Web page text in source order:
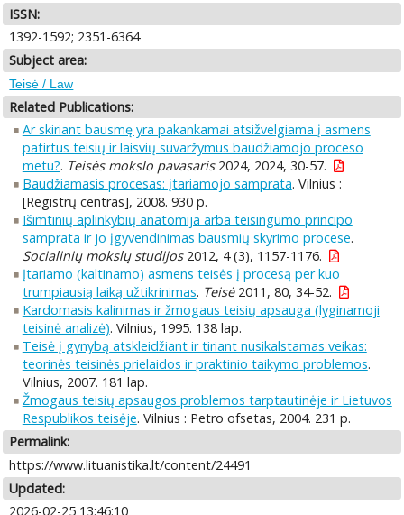
ISSN:
1392-1592; 2351-6364
Subject area:
Teisė / Law
Related Publications:
Ar skiriant bausmę yra pakankamai atsižvelgiama į asmens
patirtus teisių ir laisvių suvaržymus baudžiamojo proceso
metu?. Teisės mokslo pavasaris2024, 2024, 30-57.
Baudžiamasis procesas: įtariamojo samprata. Vilnius :
[Registrų centras], 2008. 930 p.
Išimtinių aplinkybių anatomija arba teisingumo principo
samprata ir jo įgyvendinimas bausmių skyrimo procese.
Socialinių mokslų studijos2012, 4 (3), 1157-1176.
Įtariamo (kaltinamo) asmens teisės į procesą per kuo
trumpiausią laiką užtikrinimas. Teisė2011, 80, 34-52.
Kardomasis kalinimas ir žmogaus teisių apsauga (lyginamoji
teisinė analizė). Vilnius, 1995. 138 lap.
Teisė į gynybą atskleidžiant ir tiriant nusikalstamas veikas:
teorinės teisinės prielaidos ir praktinio taikymo problemos.
Vilnius, 2007. 181 lap.
Žmogaus teisių apsaugos problemos tarptautinėje ir Lietuvos
Respublikos teisėje. Vilnius : Petro ofsetas, 2004. 231 p.
Permalink:
https://www.lituanistika.lt/content/24491
Updated:
2026-02-25 13:46:10